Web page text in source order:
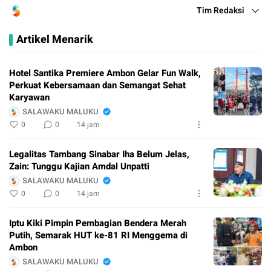
Tim Redaksi
Artikel Menarik
Hotel Santika Premiere Ambon Gelar Fun Walk,
Perkuat Kebersamaan dan Semangat Sehat
Karyawan
SALAWAKU MALUKU
0 0 14 jam
Legalitas Tambang Sinabar Iha Belum Jelas,
Zain: Tunggu Kajian Amdal Unpatti
SALAWAKU MALUKU
0 0 14 jam
Iptu Kiki Pimpin Pembagian Bendera Merah
Putih, Semarak HUT ke-81 RI Menggema di
Ambon
SALAWAKU MALUKU